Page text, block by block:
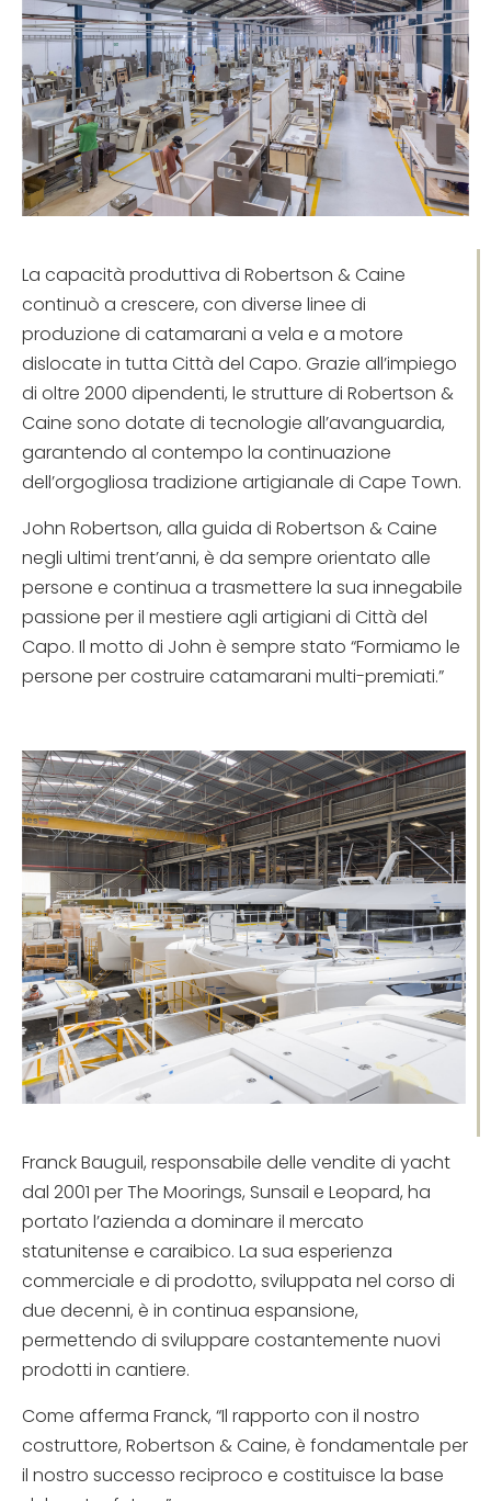
La capacità produttiva di Robertson & Caine
continuò a crescere, con diverse linee di
produzione di catamarani a vela e a motore
dislocate in tutta Città del Capo. Grazie all’impiego
di oltre 2000 dipendenti, le strutture di Robertson &
Caine sono dotate di tecnologie all’avanguardia,
garantendo al contempo la continuazione
dell’orgogliosa tradizione artigianale di Cape Town.
John Robertson, alla guida di Robertson & Caine
negli ultimi trent’anni, è da sempre orientato alle
persone e continua a trasmettere la sua innegabile
passione per il mestiere agli artigiani di Città del
Capo. Il motto di John è sempre stato “Formiamo le
persone per costruire catamarani multi-premiati.”
Franck Bauguil, responsabile delle vendite di yacht
dal 2001 per The Moorings, Sunsail e Leopard, ha
portato l’azienda a dominare il mercato
statunitense e caraibico. La sua esperienza
commerciale e di prodotto, sviluppata nel corso di
due decenni, è in continua espansione,
permettendo di sviluppare costantemente nuovi
prodotti in cantiere.
Come afferma Franck, “Il rapporto con il nostro
costruttore, Robertson & Caine, è fondamentale per
il nostro successo reciproco e costituisce la base